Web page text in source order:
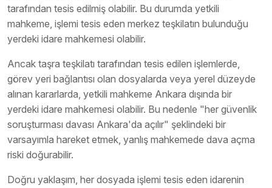
tarafından tesis edilmiş olabilir. Bu durumda yetkili
mahkeme, işlemi tesis eden merkez teşkilatın bulunduğu
yerdeki idare mahkemesi olabilir.
Ancak taşra teşkilatı tarafından tesis edilen işlemlerde,
görev yeri bağlantısı olan dosyalarda veya yerel düzeyde
alınan kararlarda, yetkili mahkeme Ankara dışında bir
yerdeki idare mahkemesi olabilir. Bu nedenle "her güvenlik
soruşturması davası Ankara'da açılır" şeklindeki bir
varsayımla hareket etmek, yanlış mahkemede dava açma
riski doğurabilir.
Doğru yaklaşım, her dosyada işlemi tesis eden idarenin